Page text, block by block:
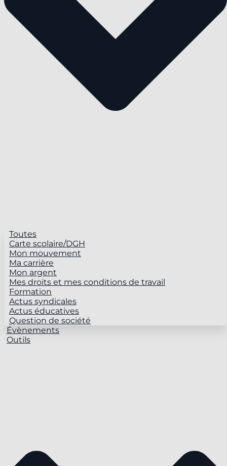
Toutes
Carte scolaire/DGH
Mon mouvement
Ma carrière
Mon argent
Mes droits et mes conditions de travail
Formation
Actus syndicales
Actus éducatives
Question de société
Évènements
Outils